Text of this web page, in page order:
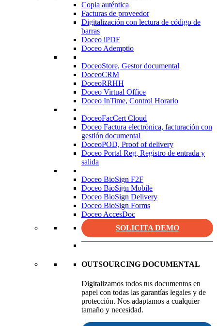
Copia auténtica
Facturas de proveedor
Digitalización con lectura de código de
barras
Doceo iPDF
Doceo Ademptio
DoceoStore, Gestor documental
DoceoCRM
DoceoRRHH
Doceo Virtual Office
Doceo InTime, Control Horario
DoceoFacCert Cloud
Doceo Factura electrónica, facturación con
gestión documental
DoceoPOD, Proof of delivery
Doceo Portal Reg, Registro de entrada y
salida
Doceo BioSign F2F
Doceo BioSign Mobile
Doceo BioSign Delivery
Doceo BioSign Forms
Doceo AccesDoc
SOLICITA DEMO
OUTSOURCING DOCUMENTAL
Digitalizamos todos tus documentos en
papel con todas las garantías legales y de
protección. Nos adaptamos a cualquier
tamaño y necesidad.